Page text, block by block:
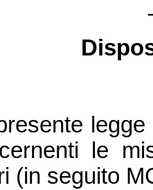
legge
le
(in seguito